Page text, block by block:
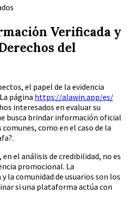
Verificada y
del
el papel de la evidencia
página https://alawin.app/es/
interesados en evaluar su
busca brindar información oficial
como en el caso de la
el análisis de credibilidad, no es
promocional. La
la comunidad de usuarios son los
si una plataforma actúa con